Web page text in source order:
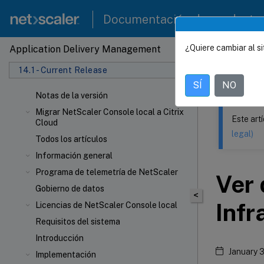
Documentación de
Application Delivery Management
14.1 - Current Release
Notas de la versión
Migrar NetScaler Console local a Citrix
Cloud
Todos los artículos
Información general
Programa de telemetría de NetScaler
Gobierno de datos
Licencias de NetScaler Console local
Requisitos del sistema
Introducción
Implementación
Este
<
Este
legal)
Ver
January
¿Quiere cambiar al
SÍ NO